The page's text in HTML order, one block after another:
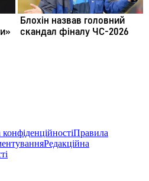
Правила
Редакційна